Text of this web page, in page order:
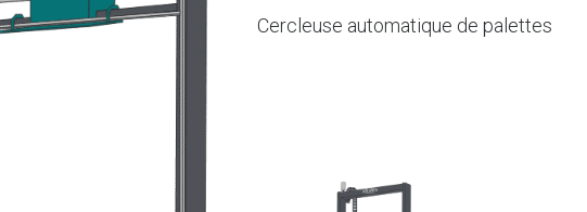
Cercleuse automatique de palettes